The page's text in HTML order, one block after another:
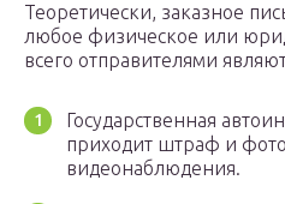
Теоретически, заказное
любое физическое или
всего отправителями
Государственная
приходит штраф и
видеонаблюдения.